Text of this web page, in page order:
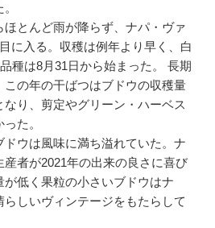
とんど雨が降らず、ナパ・ヴァ
に入る。収穫は例年より早く、白
種は8月31日から始まった。 長期
この年の干ばつはブドウの収穫量
り、剪定やグリーン・ハーベス
た。
ウは風味に満ち溢れていた。ナ
者が2021年の出来の良さに喜び
低く果粒の小さいブドウはナ
しいヴィンテージをもたらして